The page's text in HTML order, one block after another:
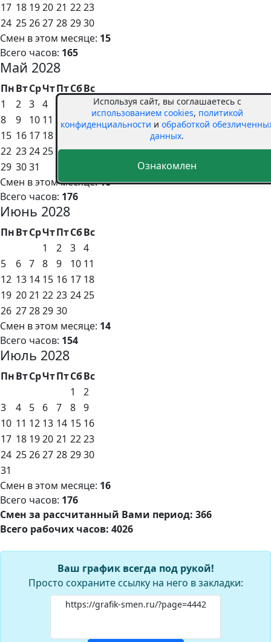
17 18 1920 21 2223
24 252627 28 2930
Смен в этом месяце: 15
Всего часов: 165
Май 2028
ПнВтСрЧтПтСбВс
1
2 3 4
8
9 10 11 12 13 14
15 16 17 18
22 232425 26 2728
29 3031
Смен в этом месяце:16
Всего часов: 176
Июнь 2028
ПнВтСрЧтПтСбВс
1
2 3 4
5
6 7 8 9 10 11
12 13 14 15 16 17 18
19 2021 22 23 2425
26 272829 30
Смен в этом месяце: 14
Всего часов: 154
Июль 2028
ПнВтСрЧтПтСбВс
1
2
3
4 5 6 7 8 9
10 11 12 13 14 15 16
17 18 1920 21 2223
24 252627 28 2930
31
Смен в этом месяце: 16
Всего часов: 176
Смен за рассчитанный Вами период: 366
Всего рабочих часов: 4026
Ваш график всегда под рукой!
Просто сохраните ссылку на него в закладки:
Используя сайт, вы соглашаетесь с
использованием cookies, политикой
конфиденциальности и обработкой
данных.
Ознакомлен